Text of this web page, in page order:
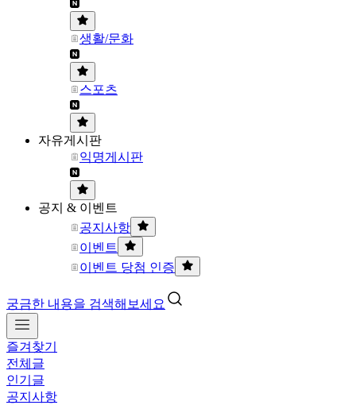
생활/문화
스포츠
자유게시판
익명게시판
공지 & 이벤트
공지사항
이벤트
이벤트 당첨 인증
궁금한 내용을 검색해보세요
즐겨찾기
전체글
인기글
공지사항